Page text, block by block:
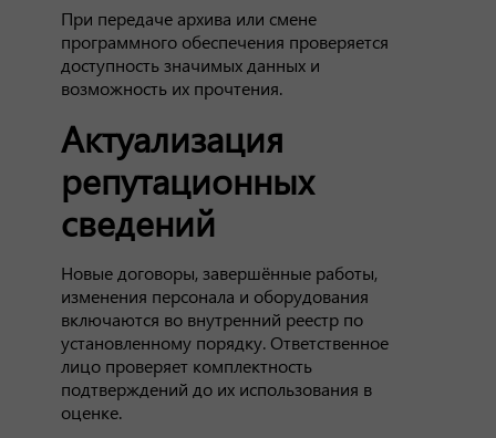
При передаче архива или смене
программного обеспечения проверяется
доступность значимых данных и
возможность их прочтения.
Актуализация
репутационных
сведений
Новые договоры, завершённые работы,
изменения персонала и оборудования
включаются во внутренний реестр по
установленному порядку. Ответственное
лицо проверяет комплектность
подтверждений до их использования в
оценке.